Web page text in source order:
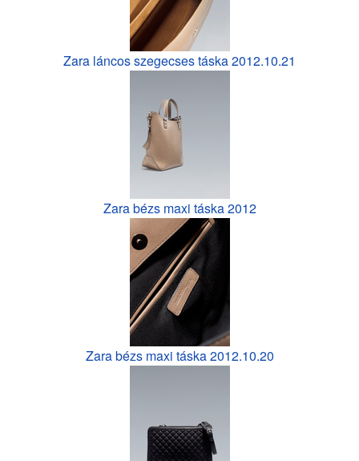
Zara láncos szegecses táska 2012.10.21
Zara bézs maxi táska 2012
Zara bézs maxi táska 2012.10.20